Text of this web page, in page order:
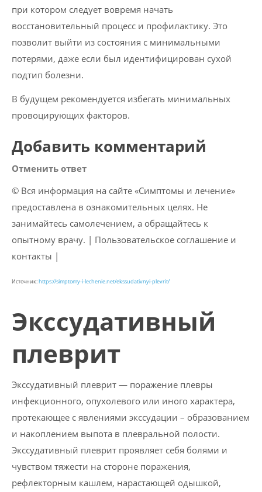
при котором следует вовремя начать
восстановительный процесс и профилактику. Это
позволит выйти из состояния с минимальными
потерями, даже если был идентифицирован сухой
подтип болезни.
В будущем рекомендуется избегать минимальных
провоцирующих факторов.
Добавить комментарий
Отменить ответ
© Вся информация на сайте «Симптомы и лечение»
предоставлена в ознакомительных целях. Не
занимайтесь самолечением, а обращайтесь к
опытному врачу. | Пользовательское соглашение и
контакты |
Источник:https://simptomy-i-lechenie.net/ekssudativnyi-plevrit/
Экссудативный
плеврит
Экссудативный плеврит — по­ражение плевры
инфекционного, опухолевого или иного характера,
протекающее с явлениями экссудации – образованием
и накоплением выпота в плев­ральной полости.
Экссудативный плеврит проявляет себя болями и
чувством тяжести на стороне поражения,
рефлекторным кашлем, нарастающей одышкой,